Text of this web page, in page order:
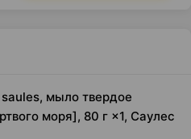
мыло твердое
моря], 80 г ×1, Саулес